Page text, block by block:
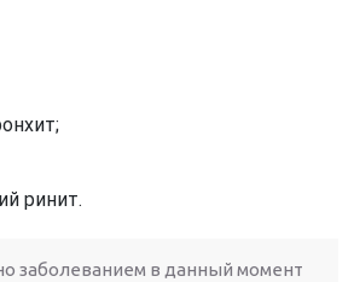
ринит.
заболеванием в данный момент